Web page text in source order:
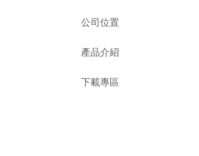
公司位置
產品介紹
下載專區